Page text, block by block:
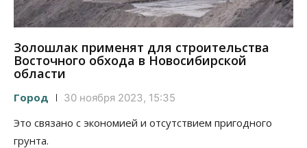
Золошлак применят для строительства
Восточного обхода в Новосибирской
области
Город 30 ноября 2023, 15:35
Это связано с экономией и отсутствием пригодного
грунта.